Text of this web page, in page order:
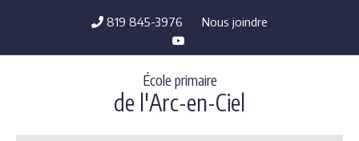
819 845-3976
Nous joindre
Y
o
u
u
e
École primaire
de l'Arc-en-Ciel